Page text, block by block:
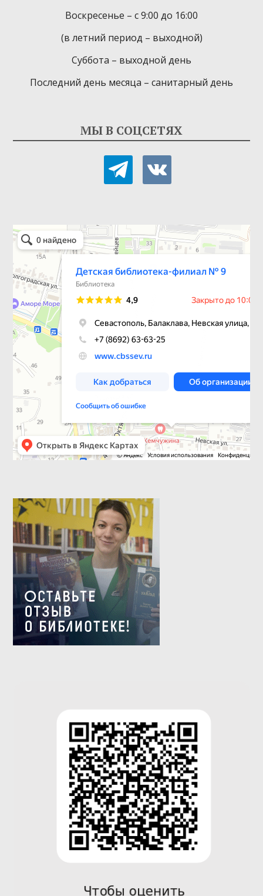
Воскресенье – с 9:00 до 16:00
(в летний период – выходной)
Суббота – выходной день
Последний день месяца – санитарный день
МЫ В СОЦСЕТЯХ
telegramvkontakte
Детская библиотека-филиал № 9
Библиотека в Севастополе